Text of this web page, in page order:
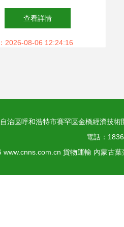
干力量
查看詳情
2026-08-06 12:24:16
治區呼和浩特市賽罕區金橋經濟技
電話：
www.cnns.com.cn 貨物運輸 內蒙古葉